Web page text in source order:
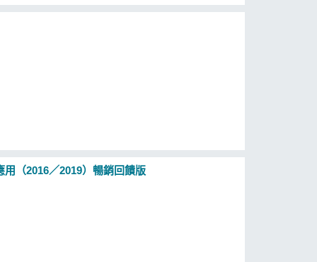
（2016／2019）暢銷回饋版